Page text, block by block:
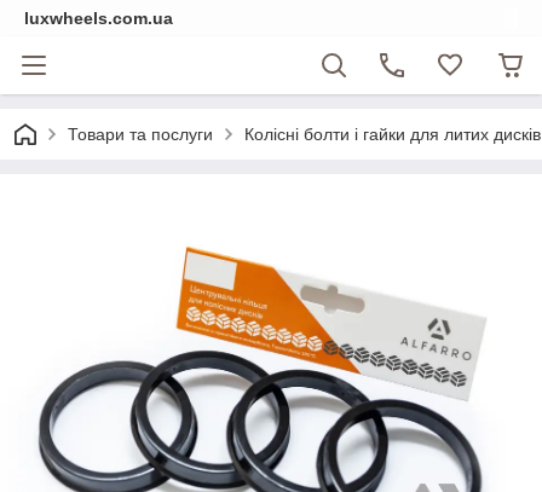
luxwheels.com.ua
Товари та послуги Колісні болти і гайки для литих